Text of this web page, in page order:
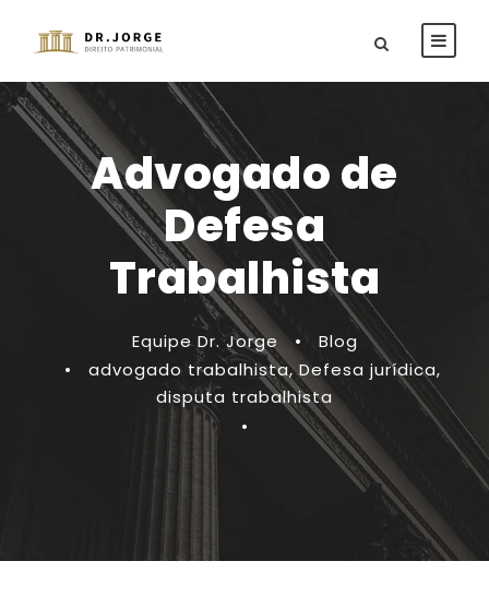
Advogado de
Defesa
Trabalhista
Equipe Dr. Jorge •
Blog
•
advogado trabalhista, Defesa jurídica,
disputa trabalhista
•